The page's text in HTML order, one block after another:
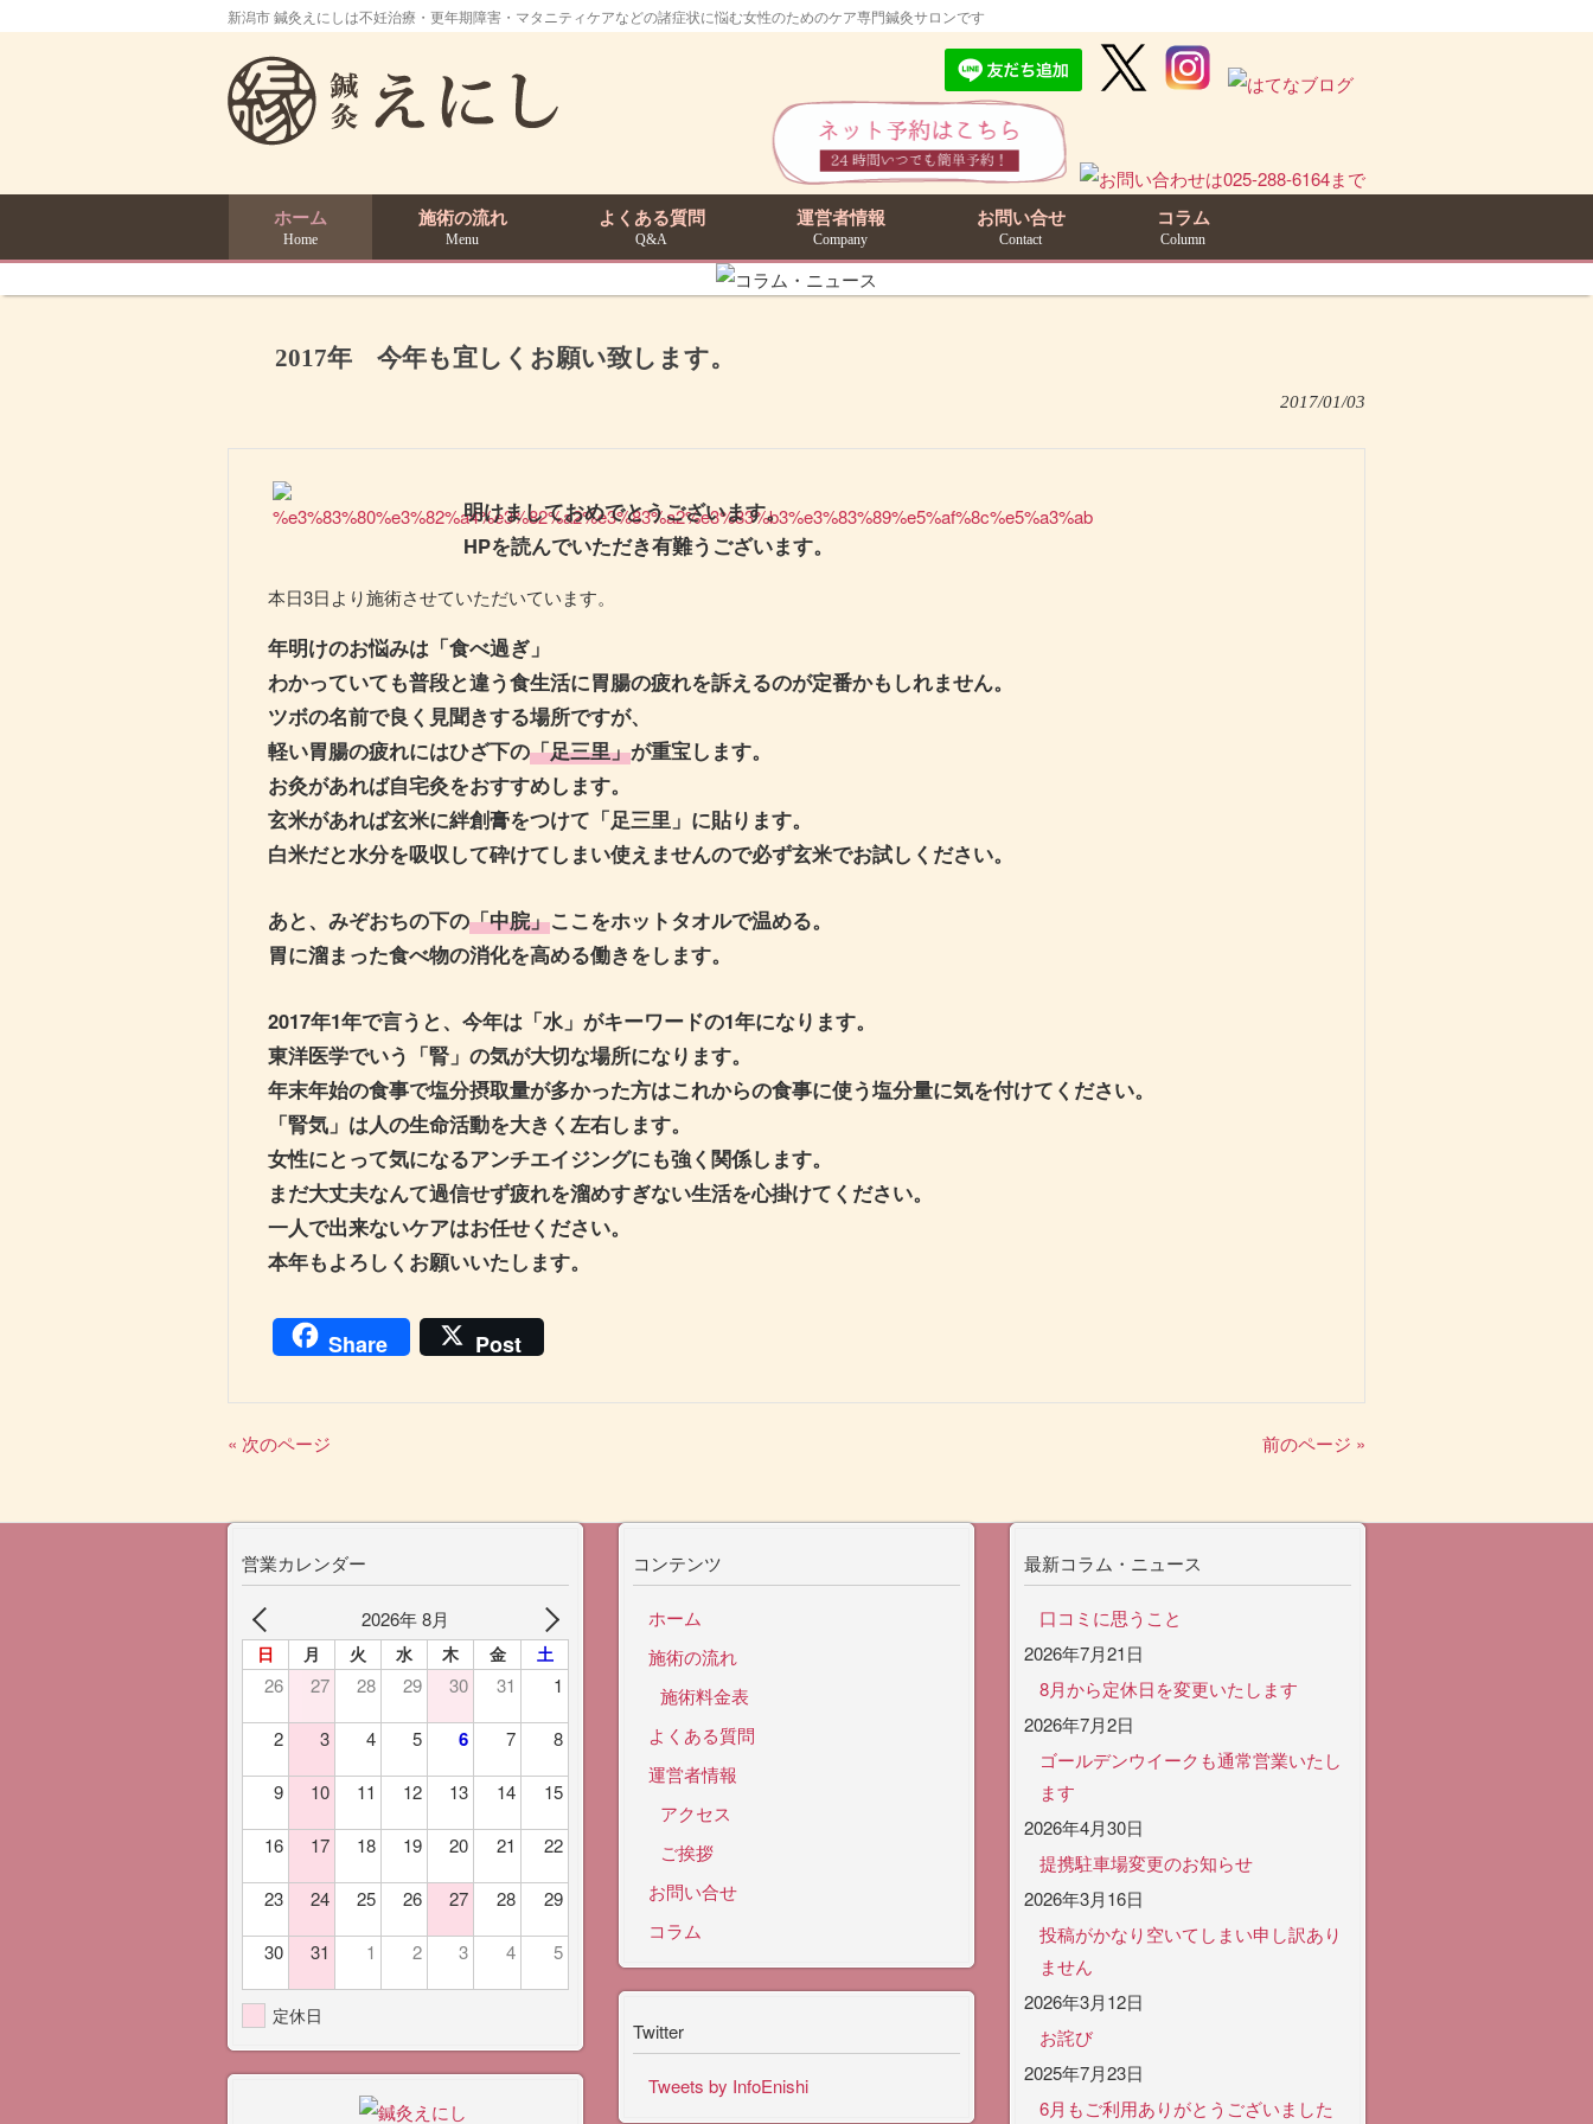
新潟市 鍼灸えにしは不妊治療・更年期障害・マタニティケアなどの諸症状に悩む女性のためのケア専門鍼灸サロンです
ホーム
Home
施術の流れ
Menu
よくある質問
Q&A
運営者情報
Company
お問い合せ
Contact
コラム
Column
2017年 今年も宜しくお願い致します。
2017/01/03
明けましておめでとうございます。
HPを読んでいただき有難うございます。
本日3日より施術させていただいています。
年明けのお悩みは「食べ過ぎ」
わかっていても普段と違う食生活に胃腸の疲れを訴えるのが定番かもしれません。
ツボの名前で良く見聞きする場所ですが、
軽い胃腸の疲れにはひざ下の「足三里」が重宝します。
お灸があれば自宅灸をおすすめします。
玄米があれば玄米に絆創膏をつけて「足三里」に貼ります。
白米だと水分を吸収して砕けてしまい使えませんので必ず玄米でお試しください。
あと、みぞおちの下の「中脘」ここをホットタオルで温める。
胃に溜まった食べ物の消化を高める働きをします。
2017年1年で言うと、今年は「水」がキーワードの1年になります。
東洋医学でいう「腎」の気が大切な場所になります。
年末年始の食事で塩分摂取量が多かった方はこれからの食事に使う塩分量に気を付けてください。
「腎気」は人の生命活動を大きく左右します。
女性にとって気になるアンチエイジングにも強く関係します。
まだ大丈夫なんて過信せず疲れを溜めすぎない生活を心掛けてください。
一人で出来ないケアはお任せください。
本年もよろしくお願いいたします。
Share Post
« 次のページ 前のページ »
営業カレンダー
2026年 8月
日 月 火 水 木 金 土
26 27 28 29 30 31 1
2 3 4 5 6 7 8
9 10 11 12 13 14 15
16 17 18 19 20 21 22
23 24 25 26 27 28 29
30 31 1 2 3 4 5
定休日
コンテンツ
ホーム
施術の流れ
施術料金表
よくある質問
運営者情報
アクセス
ご挨拶
お問い合せ
コラム
Twitter
Tweets by InfoEnishi
最新コラム・ニュース
口コミに思うこと
2026年7月21日
8月から定休日を変更いたします
2026年7月2日
ゴールデンウイークも通常営業いたし
ます
2026年4月30日
提携駐車場変更のお知らせ
2026年3月16日
投稿がかなり空いてしまい申し訳あり
ません
2026年3月12日
お詫び
2025年7月23日
6月もご利用ありがとうございました